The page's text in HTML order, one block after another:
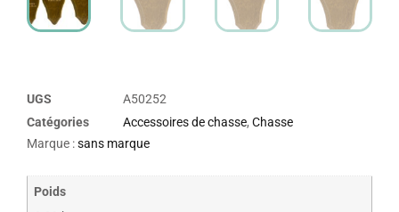
UGS
A50252
Catégories
Accessoires de chasse, Chasse
Marque :sans marque
Poids